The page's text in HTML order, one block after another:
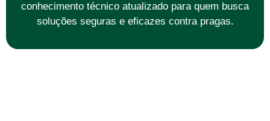
conhecimento técnico atualizado para quem busca
soluções seguras e eficazes contra pragas.